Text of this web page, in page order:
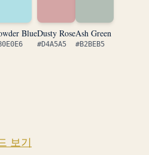
BlueDusty Rose
#D4A5A5
Ash Green
#B2BEB5
보기